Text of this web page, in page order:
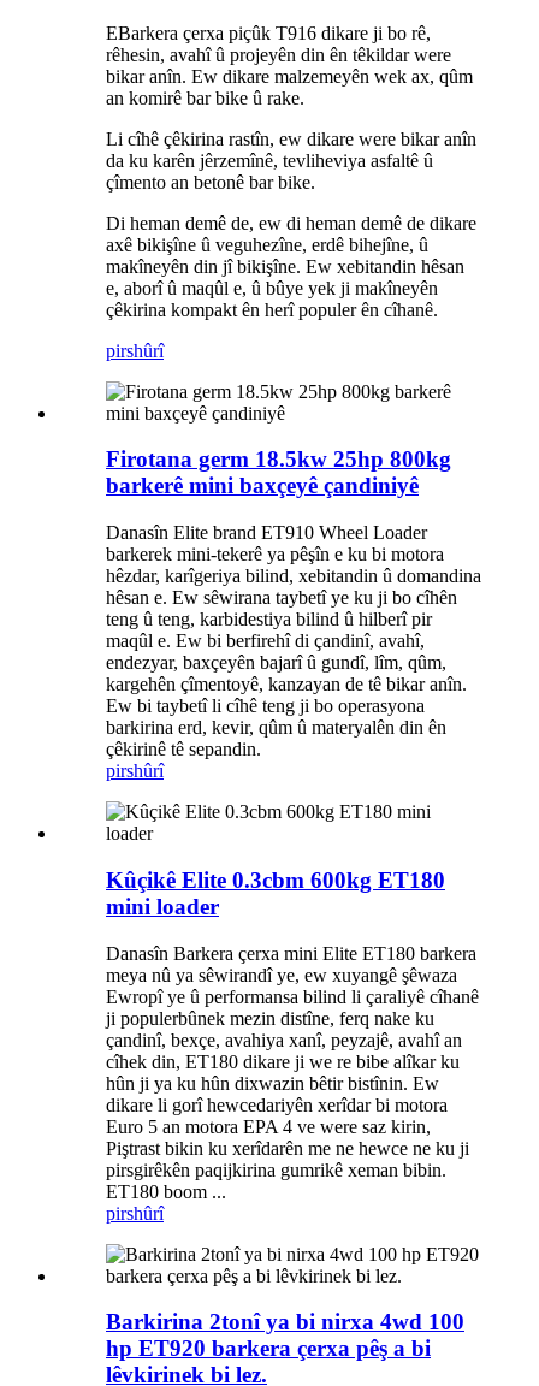
EBarkera çerxa piçûk T916 dikare ji bo rê,
rêhesin, avahî û projeyên din ên têkildar were
bikar anîn. Ew dikare malzemeyên wek ax, qûm
an komirê bar bike û rake.
Li cîhê çêkirina rastîn, ew dikare were bikar anîn
da ku karên jêrzemînê, tevliheviya asfaltê û
çîmento an betonê bar bike.
Di heman demê de, ew di heman demê de dikare
axê bikişîne û veguhezîne, erdê bihejîne, û
makîneyên din jî bikişîne. Ew xebitandin hêsan
e, aborî û maqûl e, û bûye yek ji makîneyên
çêkirina kompakt ên herî populer ên cîhanê.
pirshûrî
Firotana germ 18.5kw 25hp 800kg
barkerê mini baxçeyê çandiniyê
Danasîn Elite brand ET910 Wheel Loader
barkerek mini-tekerê ya pêşîn e ku bi motora
hêzdar, karîgeriya bilind, xebitandin û domandina
hêsan e. Ew sêwirana taybetî ye ku ji bo cîhên
teng û teng, karbidestiya bilind û hilberî pir
maqûl e. Ew bi berfirehî di çandinî, avahî,
endezyar, baxçeyên bajarî û gundî, lîm, qûm,
kargehên çîmentoyê, kanzayan de tê bikar anîn.
Ew bi taybetî li cîhê teng ji bo operasyona
barkirina erd, kevir, qûm û materyalên din ên
çêkirinê tê sepandin.
pirshûrî
Kûçikê Elite 0.3cbm 600kg ET180
mini loader
Danasîn Barkera çerxa mini Elite ET180 barkera
meya nû ya sêwirandî ye, ew xuyangê şêwaza
Ewropî ye û performansa bilind li çaraliyê cîhanê
ji populerbûnek mezin distîne, ferq nake ku
çandinî, bexçe, avahiya xanî, peyzajê, avahî an
cîhek din, ET180 dikare ji we re bibe alîkar ku
hûn ji ya ku hûn dixwazin bêtir bistînin. Ew
dikare li gorî hewcedariyên xerîdar bi motora
Euro 5 an motora EPA 4 ve were saz kirin,
Piştrast bikin ku xerîdarên me ne hewce ne ku ji
pirsgirêkên paqijkirina gumrikê xeman bibin.
ET180 boom ...
pirshûrî
Barkirina 2tonî ya bi nirxa 4wd 100
hp ET920 barkera çerxa pêş a bi
lêvkirinek bi lez.